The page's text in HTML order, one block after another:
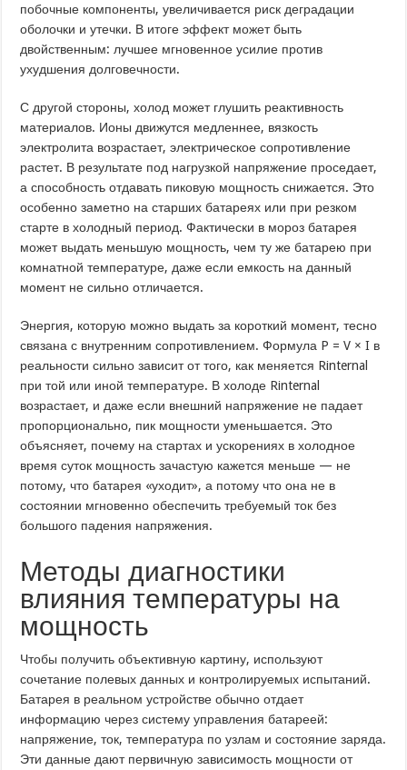
побочные компоненты, увеличивается риск деградации
оболочки и утечки. В итоге эффект может быть
двойственным: лучшее мгновенное усилие против
ухудшения долговечности.
С другой стороны, холод может глушить реактивность
материалов. Ионы движутся медленнее, вязкость
электролита возрастает, электрическое сопротивление
растет. В результате под нагрузкой напряжение проседает,
а способность отдавать пиковую мощность снижается. Это
особенно заметно на старших батареях или при резком
старте в холодный период. Фактически в мороз батарея
может выдать меньшую мощность, чем ту же батарею при
комнатной температуре, даже если емкость на данный
момент не сильно отличается.
Энергия, которую можно выдать за короткий момент, тесно
связана с внутренним сопротивлением. Формула P = V × I в
реальности сильно зависит от того, как меняется Rinternal
при той или иной температуре. В холоде Rinternal
возрастает, и даже если внешний напряжение не падает
пропорционально, пик мощности уменьшается. Это
объясняет, почему на стартах и ускорениях в холодное
время суток мощность зачастую кажется меньше — не
потому, что батарея «уходит», а потому что она не в
состоянии мгновенно обеспечить требуемый ток без
большого падения напряжения.
Методы диагностики
влияния температуры на
мощность
Чтобы получить объективную картину, используют
сочетание полевых данных и контролируемых испытаний.
Батарея в реальном устройстве обычно отдает
информацию через систему управления батареей:
напряжение, ток, температура по узлам и состояние заряда.
Эти данные дают первичную зависимость мощности от